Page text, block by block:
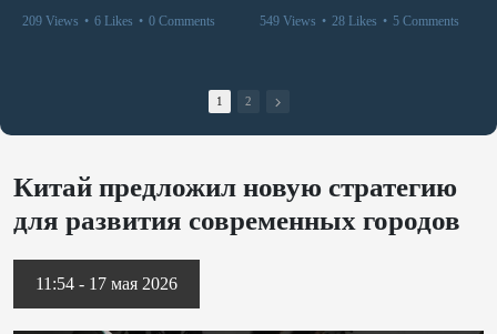
209 Views • 6 Likes • 0 Comments
549 Views • 28 Likes • 5 Comments
1 2
Китай предложил новую стратегию
для развития современных городов
11:54 - 17 мая 2026